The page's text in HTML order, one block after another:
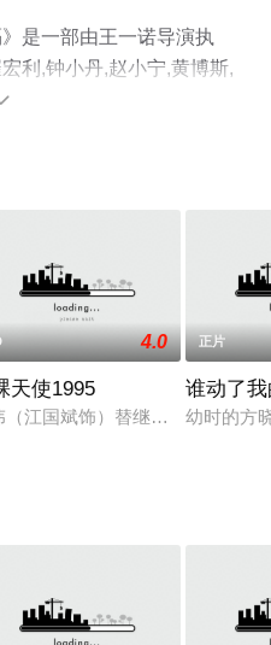
是一部由王一诺导演执
利,钟小丹,赵小宁,黄博斯,
员精彩演绎的中国大陆电
电影、电视猫或剧情网等
4.0
天使1995
（江国斌饰）替继父顶罪入狱，
正片
谁动了
幼时的方